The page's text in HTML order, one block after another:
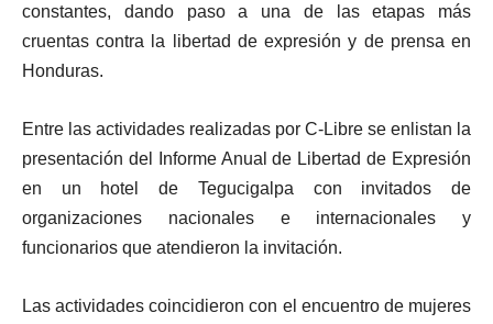
constantes, dando paso a una de las etapas más
cruentas contra la libertad de expresión y de prensa en
Honduras.
Entre las actividades realizadas por C-Libre se enlistan la
presentación del Informe Anual de Libertad de Expresión
en un hotel de Tegucigalpa con invitados de
organizaciones nacionales e internacionales y
funcionarios que atendieron la invitación.
Las actividades coincidieron con el encuentro de mujeres